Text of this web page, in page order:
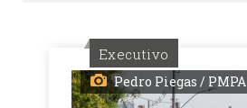
Executivo
Pedro Piegas / PMPA